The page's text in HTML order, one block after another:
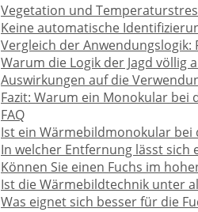
Vegetation und
Keine automatische
Vergleich der Anwendungslogik:
Warum die Logik der Jagd völlig
Auswirkungen auf die
Fazit: Warum ein Monokular bei
FAQ
Ist ein Wärmebildmonokular bei
In welcher Entfernung lässt
Können Sie einen Fuchs im
Ist die Wärmebildtechnik unter
Was eignet sich besser für die